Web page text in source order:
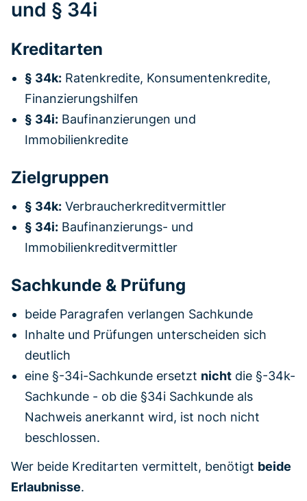
und § 34i
Kreditarten
§ 34k: Ratenkredite, Konsumentenkredite,
Finanzierungshilfen
§ 34i: Baufinanzierungen und
Immobilienkredite
Zielgruppen
§ 34k: Verbraucherkreditvermittler
§ 34i: Baufinanzierungs- und
Immobilienkreditvermittler
Sachkunde & Prüfung
beide Paragrafen verlangen Sachkunde
Inhalte und Prüfungen unterscheiden sich
deutlich
eine §-34i-Sachkunde ersetzt nicht die §-34k-
Sachkunde - ob die §34i Sachkunde als
Nachweis anerkannt wird, ist noch nicht
beschlossen.
Wer beide Kreditarten vermittelt, benötigt beide
Erlaubnisse.